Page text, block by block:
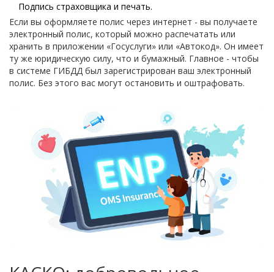
Подпись страховщика и печать.
Если вы оформляете полис через интернет - вы получаете
электронный полис, который можно распечатать или
хранить в приложении «Госуслуги» или «Автокод». Он имеет
ту же юридическую силу, что и бумажный. Главное - чтобы
в системе ГИБДД был зарегистрирован ваш электронный
полис. Без этого вас могут остановить и оштрафовать.